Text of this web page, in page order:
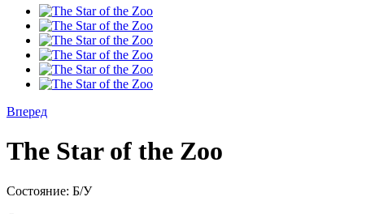
Вперед
The Star of the Zoo
Состояние: Б/У